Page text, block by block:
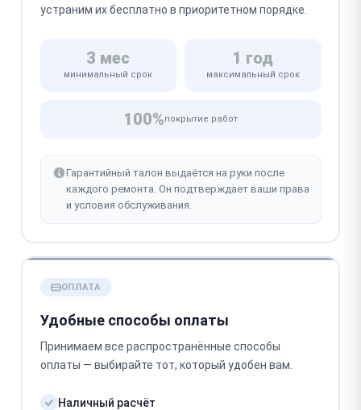
устраним их бесплатно в приоритетном порядке.
3 мес
минимальный срок
1 год
максимальный срок
100%покрытие работ
Гарантийный талон выдаётся на руки после
каждого ремонта. Он подтверждает ваши права
и условия обслуживания.
ОПЛАТА
Удобные способы оплаты
Принимаем все распространённые способы
оплаты — выбирайте тот, который удобен вам.
Наличный расчёт